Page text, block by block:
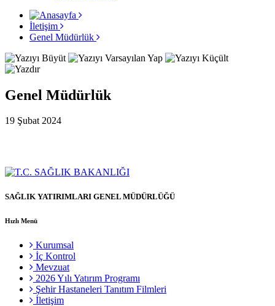
İletişim
Genel Müdürlük
Genel Müdürlük
19 Şubat 2024
SAĞLIK YATIRIMLARI GENEL MÜDÜRLÜĞÜ
Hızlı Menü
Kurumsal
İç Kontrol
Mevzuat
2026 Yılı Yatırım Programı
Şehir Hastaneleri Tanıtım Filmleri
İletişim